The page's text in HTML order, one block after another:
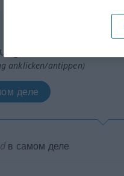
anklicken/antippen)
деле
в самом деле